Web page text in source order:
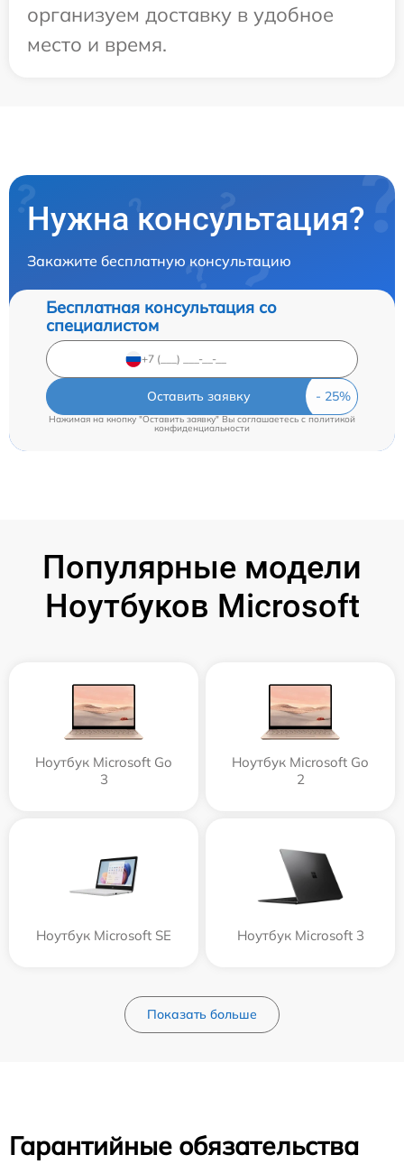
организуем доставку в удобное
место и время.
Нужна консультация?
Закажите бесплатную консультацию
Бесплатная консультация со
специалистом
Оставить заявку
Нажимая на кнопку "Оставить заявку" Вы соглашаетесь cполитикой
конфиденциальности
Популярные модели
Ноутбуков Microsoft
Ноутбук Microsoft Go
3
Ноутбук Microsoft Go
2
Ноутбук Microsoft SE Ноутбук Microsoft 3
Показать больше
Гарантийные обязательства